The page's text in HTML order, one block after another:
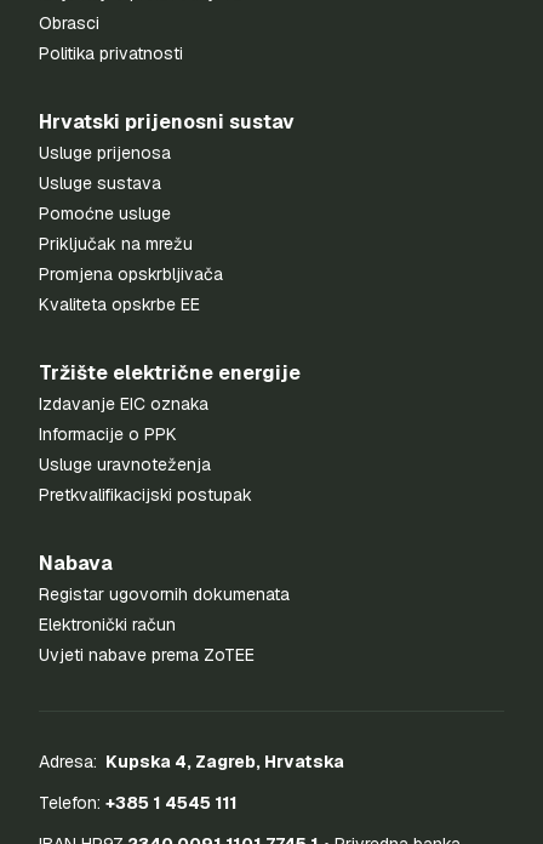
Obrasci
Politika privatnosti
Hrvatski prijenosni sustav
Usluge prijenosa
Usluge sustava
Pomoćne usluge
Priključak na mrežu
Promjena opskrbljivača
Kvaliteta opskrbe EE
Tržište električne energije
Izdavanje EIC oznaka
Informacije o PPK
Usluge uravnoteženja
Pretkvalifikacijski postupak
Nabava
Registar ugovornih dokumenata
Elektronički račun
Uvjeti nabave prema ZoTEE
Adresa: Kupska 4, Zagreb, Hrvatska
Telefon: +385 1 4545 111